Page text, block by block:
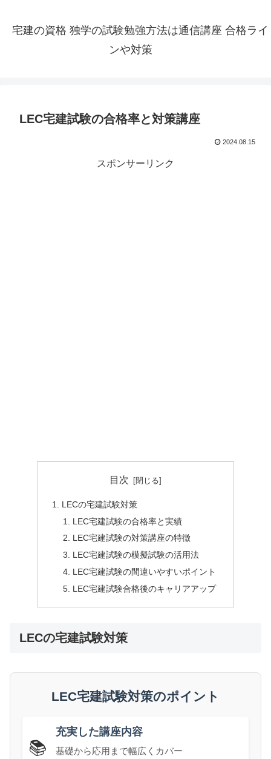
宅建の資格 独学の試験勉強方法は通信講座 合格ライ
ンや対策
LEC宅建試験の合格率と対策講座
2024.08.15
スポンサーリンク
目次
LECの宅建試験対策
LEC宅建試験の合格率と実績
LEC宅建試験の対策講座の特徴
LEC宅建試験の模擬試験の活用法
LEC宅建試験の間違いやすいポイント
LEC宅建試験合格後のキャリアアップ
LECの宅建試験対策
LEC宅建試験対策のポイント
📚
充実した講座内容
基礎から応用まで幅広くカバー